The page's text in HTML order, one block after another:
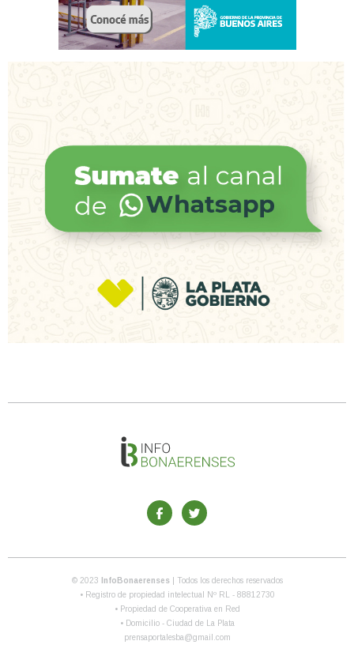
© 2023 InfoBonaerenses
| Todos los derechos reservados
• Registro de propiedad intelectual Nº RL - 88812730
• Propiedad de Cooperativa en Red
• Domicilio - Ciudad de La Plata
prensaportalesba@gmail.com